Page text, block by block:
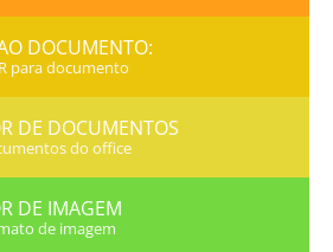
DOCUMENTO:
para documento
DE DOCUMENTOS
do office
DE IMAGEM
de imagem